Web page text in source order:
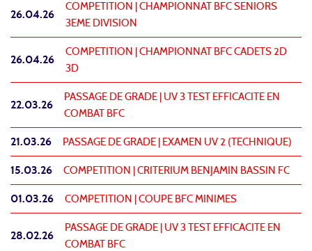
26.04.26
COMPETITION | CHAMPIONNAT BFC SENIORS
3EME DIVISION
26.04.26
COMPETITION | CHAMPIONNAT BFC CADETS 2D
3D
22.03.26
PASSAGE DE GRADE | UV 3 TEST EFFICACITE EN
COMBAT BFC
21.03.26 PASSAGE DE GRADE | EXAMEN UV 2 (TECHNIQUE)
15.03.26 COMPETITION | CRITERIUM BENJAMIN BASSIN FC
01.03.26 COMPETITION | COUPE BFC MINIMES
28.02.26
PASSAGE DE GRADE | UV 3 TEST EFFICACITE EN
COMBAT BFC